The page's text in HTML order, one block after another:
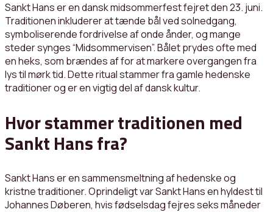
Sankt Hans er en dansk midsommerfest fejret den 23. juni.
Traditionen inkluderer at tænde bål ved solnedgang,
symboliserende fordrivelse af onde ånder, og mange
steder synges “Midsommervisen”. Bålet prydes ofte med
en heks, som brændes af for at markere overgangen fra
lys til mørk tid. Dette ritual stammer fra gamle hedenske
traditioner og er en vigtig del af dansk kultur.
Hvor stammer traditionen med
Sankt Hans fra?
Sankt Hans er en sammensmeltning af hedenske og
kristne traditioner. Oprindeligt var Sankt Hans en hyldest til
Johannes Døberen, hvis fødselsdag fejres seks måneder